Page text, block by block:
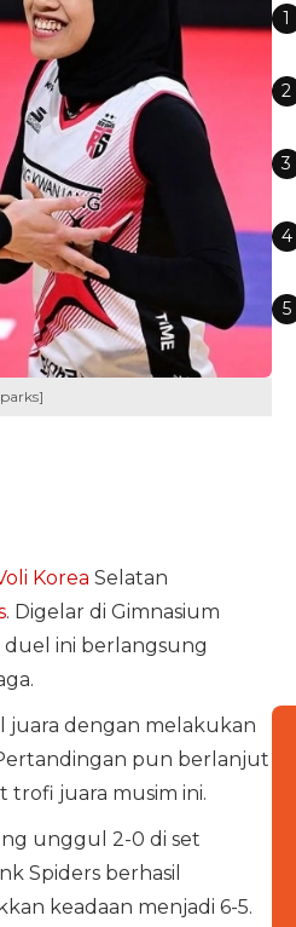
Korea Selatan
. Digelar di Gimnasium
duel ini berlangsung
juara dengan melakukan
pun berlanjut
trofi juara musim ini.
unggul 2-0 di set
Spiders berhasil
keadaan menjadi 6-5.
1
2
3
4
5